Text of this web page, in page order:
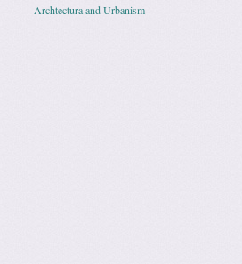
Archtectura and Urbanism